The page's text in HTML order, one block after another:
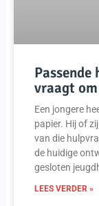
vraagt
Een jongere
papier. Hij of
van die
de huidige
gesloten
LEES VERDER »